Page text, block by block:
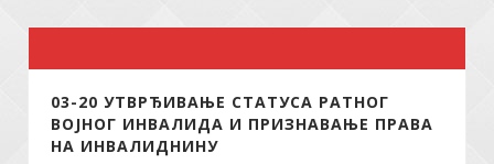
03-20 УТВРЂИВАЊЕ СТАТУСА РАТНОГ
ВОЈНОГ ИНВАЛИДА И ПРИЗНАВАЊЕ ПРАВА
НА ИНВАЛИДНИНУ